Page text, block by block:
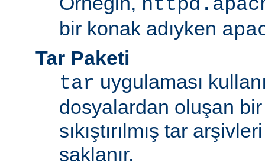
bir konak adıyken
Tar Paketi
tar uygulaması
dosyalardan oluşan bir
sıkıştırılmış tar
saklanır.